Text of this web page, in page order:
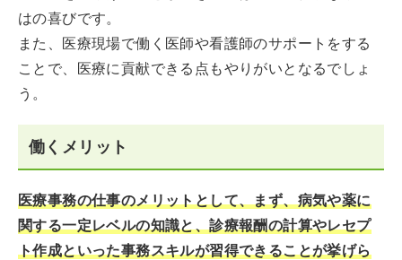
はの喜びです。
また、医療現場で働く医師や看護師のサポートをする
ことで、医療に貢献できる点もやりがいとなるでしょ
う。
働くメリット
医療事務の仕事のメリットとして、まず、病気や薬に
関する一定レベルの知識と、診療報酬の計算やレセプ
ト作成といった事務スキルが習得できることが挙げら